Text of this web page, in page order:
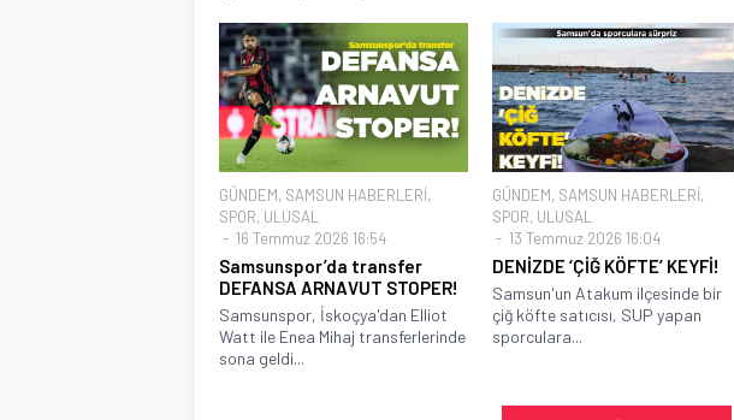
GÜNDEM, SAMSUN HABERLERİ,
SPOR, ULUSAL
16 Temmuz 2026 16:54
Samsunspor’da transfer
DEFANSA ARNAVUT STOPER!
Samsunspor, İskoçya'dan Elliot
Watt ile Enea Mihaj transferlerinde
sona geldi...
GÜNDEM, SAMSUN HABERLERİ,
SPOR, ULUSAL
13 Temmuz 2026 16:04
DENİZDE ‘ÇİĞ KÖFTE’ KEYFİ!
Samsun'un Atakum ilçesinde bir
çiğ köfte satıcısı, SUP yapan
sporculara...